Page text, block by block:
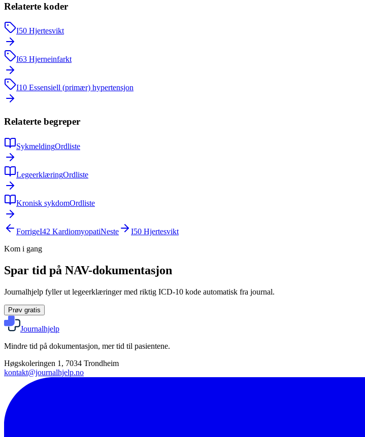
Relaterte koder
I50 Hjertesvikt
I63 Hjerneinfarkt
I10 Essensiell (primær) hypertensjon
Relaterte begreper
SykmeldingOrdliste
LegeerklæringOrdliste
Kronisk sykdomOrdliste
ForrigeI42 KardiomyopatiNeste I50 Hjertesvikt
Kom i gang
Spar tid på NAV-dokumentasjon
Journalhjelp fyller ut legeerklæringer med riktig ICD-10 kode automatisk fra journal.
Prøv gratis
Journalhjelp
Mindre tid på dokumentasjon, mer tid til pasientene.
Høgskoleringen 1, 7034 Trondheim
kontakt@journalhjelp.no